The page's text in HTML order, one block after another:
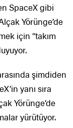
SpaceX gibi
Yörünge’de
için “takım
şimdiden
yanı sıra
Yörünge’de
yürütüyor.